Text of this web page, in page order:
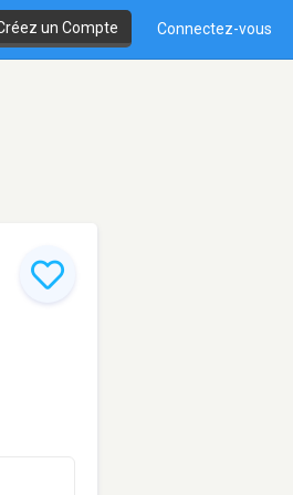
un Compte Connectez-vous